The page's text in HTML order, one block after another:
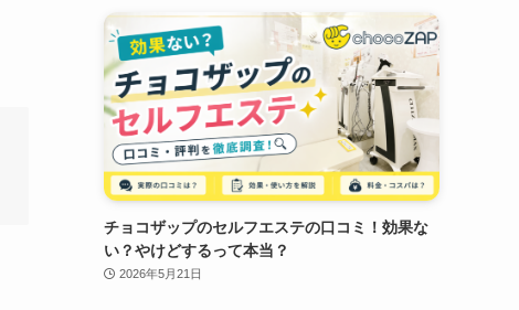
チョコザップのセルフエステの口コミ！効果な
い？やけどするって本当？
2026年5月21日